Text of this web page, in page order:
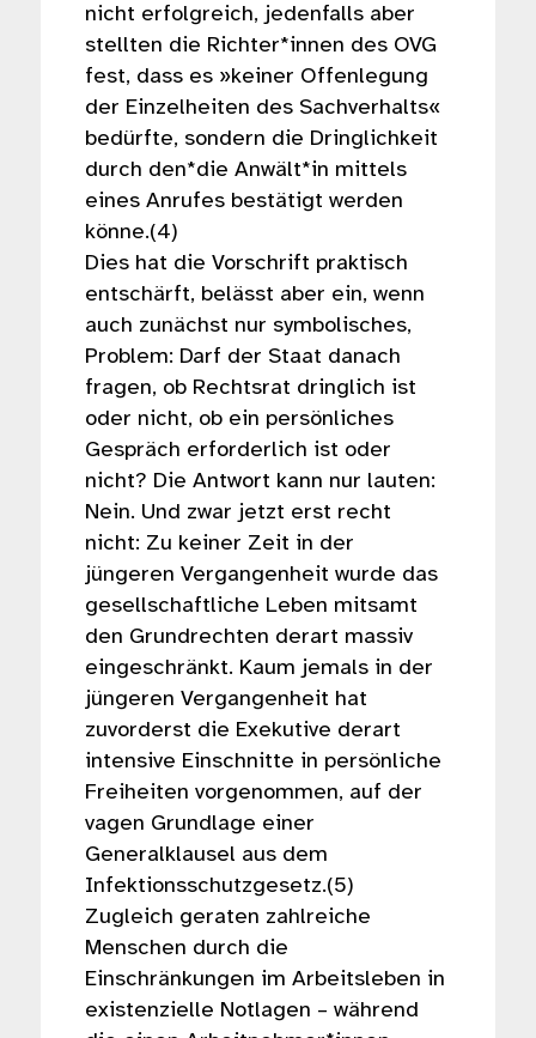
nicht erfolgreich, jedenfalls aber
stellten die Richter*innen des OVG
fest, dass es »keiner Offenlegung
der Einzelheiten des Sachverhalts«
bedürfte, sondern die Dringlichkeit
durch den*die Anwält*in mittels
eines Anrufes bestätigt werden
könne.(4)
Dies hat die Vorschrift praktisch
entschärft, belässt aber ein, wenn
auch zunächst nur symbolisches,
Problem: Darf der Staat danach
fragen, ob Rechtsrat dringlich ist
oder nicht, ob ein persönliches
Gespräch erforderlich ist oder
nicht? Die Antwort kann nur lauten:
Nein. Und zwar jetzt erst recht
nicht: Zu keiner Zeit in der
jüngeren Vergangenheit wurde das
gesellschaftliche Leben mitsamt
den Grundrechten derart massiv
eingeschränkt. Kaum jemals in der
jüngeren Vergangenheit hat
zuvorderst die Exekutive derart
intensive Einschnitte in persönliche
Freiheiten vorgenommen, auf der
vagen Grundlage einer
Generalklausel aus dem
Infektionsschutzgesetz.(5)
Zugleich geraten zahlreiche
Menschen durch die
Einschränkungen im Arbeitsleben in
existenzielle Notlagen – während